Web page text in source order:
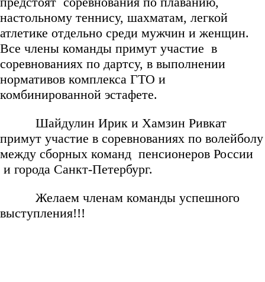
настольному теннису, шахматам, легкой
атлетике отдельно среди мужчин и женщин.
Все члены команды примут участие в
соревнованиях по дартсу, в выполнении
нормативов комплекса ГТО и
комбинированной эстафете.
Шайдулин Ирик и Хамзин Ривкат
примут участие в соревнованиях по волейболу
между сборных команд пенсионеров России
и города Санкт-Петербург.
Желаем членам команды успешного
выступления!!!